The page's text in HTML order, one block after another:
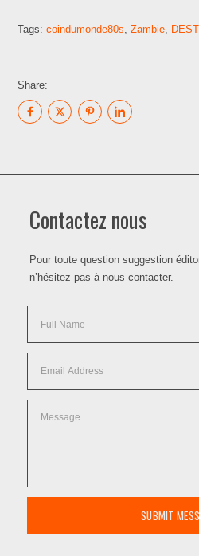
Tags:coindumonde80s ,Zambie
Share:
Contactez nous
Pour toute question suggestion
n’hésitez pas à nous contacter.
SUBMIT